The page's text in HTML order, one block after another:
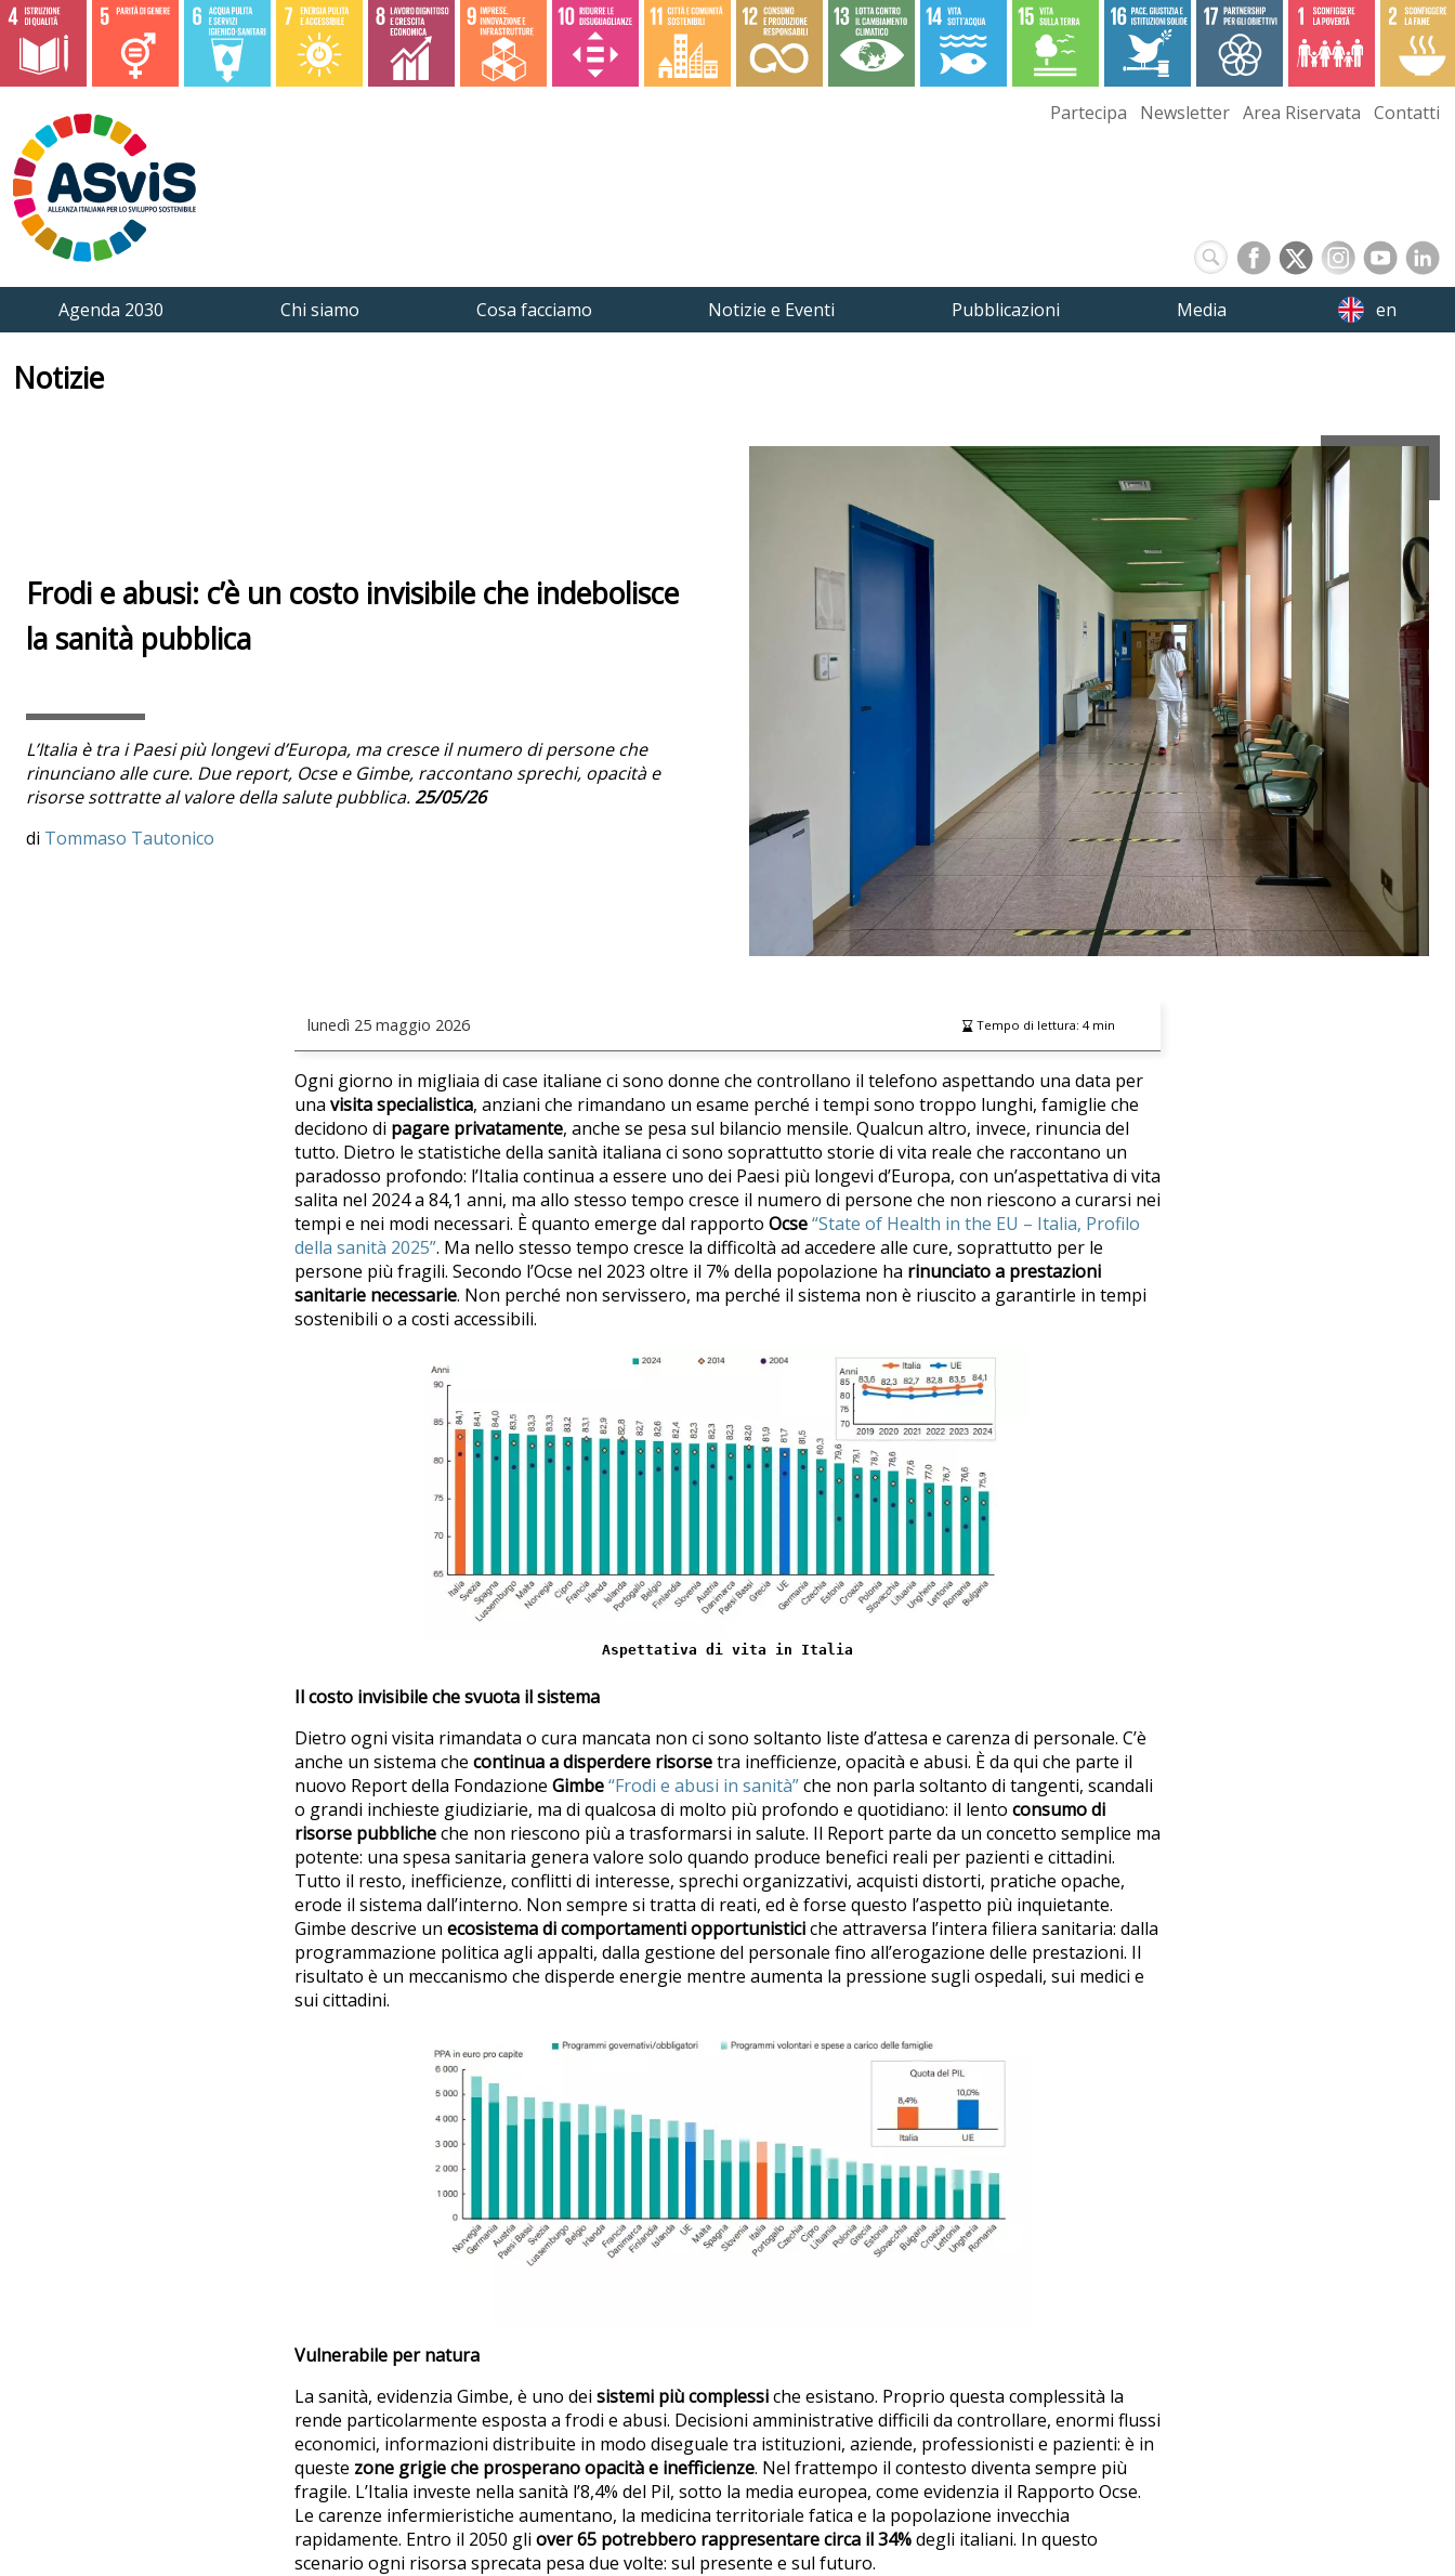
Partecipa Newsletter Area Riservata Contatti
Agenda 2030 Chi siamo Cosa facciamo Notizie e Eventi Pubblicazioni Media en
Notizie
Frodi e abusi: c’è un costo invisibile che indebolisce
la sanità pubblica
L’Italia è tra i Paesi più longevi d’Europa, ma cresce il numero di persone che
rinunciano alle cure. Due report, Ocse e Gimbe, raccontano sprechi, opacità e
risorse sottratte al valore della salute pubblica.25/05/26
Tommaso Tautonico
lunedì 25 maggio 2026 Tempo di lettura: 4min
Ogni giorno in migliaia di case italiane ci sono donne che controllano il telefono aspettando una data per
una visita specialistica, anziani che rimandano un esame perché i tempi sono troppo lunghi, famiglie che
decidono di pagare privatamente, anche se pesa sul bilancio mensile. Qualcun altro, invece, rinuncia del
tutto. Dietro le statistiche della sanità italiana ci sono soprattutto storie di vita reale che raccontano un
paradosso profondo: l’Italia continua a essere uno dei Paesi più longevi d’Europa, con un’aspettativa di vita
salita nel 2024 a 84,1 anni, ma allo stesso tempo cresce il numero di persone che non riescono a curarsi nei
tempi e nei modi necessari. È quanto emerge dal rapporto Ocse“State of Health in the EU – Italia, Profilo
della sanità 2025”. Ma nello stesso tempo cresce la difficoltà ad accedere alle cure, soprattutto per le
persone più fragili. Secondo l’Ocse nel 2023 oltre il 7% della popolazione ha rinunciato a prestazioni
sanitarie necessarie. Non perché non servissero, ma perché il sistema non è riuscito a garantirle in tempi
sostenibili o a costi accessibili.
Aspettativa di vita in Italia
Il costo invisibile che svuota il sistema
Dietro ogni visita rimandata o cura mancata non ci sono soltanto liste d’attesa e carenza di personale. C’è
anche un sistema che continua a disperdere risorsetra inefficienze, opacità e abusi. È da qui che parte il
nuovo Report della Fondazione Gimbe“Frodi e abusi in sanità”che non parla soltanto di tangenti, scandali
o grandi inchieste giudiziarie, ma di qualcosa di molto più profondo e quotidiano: il lento consumo di
risorse pubblicheche non riescono più a trasformarsi in salute. Il Report parte da un concetto semplice ma
potente: una spesa sanitaria genera valore solo quando produce benefici reali per pazienti e cittadini.
Tutto il resto, inefficienze, conflitti di interesse, sprechi organizzativi, acquisti distorti, pratiche opache,
erode il sistema dall’interno. Non sempre si tratta di reati, ed è forse questo l’aspetto più inquietante.
Gimbe descrive un ecosistema di comportamenti opportunisticiche attraversa l’intera filiera sanitaria: dalla
programmazione politica agli appalti, dalla gestione del personale fino all’erogazione delle prestazioni. Il
risultato è un meccanismo che disperde energie mentre aumenta la pressione sugli ospedali, sui medici e
sui cittadini.
Vulnerabile per natura
La sanità, evidenzia Gimbe, è uno dei sistemi più complessiche esistano. Proprio questa complessità la
rende particolarmente esposta a frodi e abusi. Decisioni amministrative difficili da controllare, enormi flussi
economici, informazioni distribuite in modo diseguale tra istituzioni, aziende, professionisti e pazienti: è in
queste zone grigie che prosperano opacità e inefficienze. Nel frattempo il contesto diventa sempre più
fragile. L’Italia investe nella sanità l’8,4% del Pil, sotto la media europea, come evidenzia il Rapporto Ocse.
Le carenze infermieristiche aumentano, la medicina territoriale fatica e la popolazione invecchia
rapidamente. Entro il 2050 gli over 65 potrebbero rappresentare circa il 34%degli italiani. In questo
scenario ogni risorsa sprecata pesa due volte: sul presente e sul futuro.